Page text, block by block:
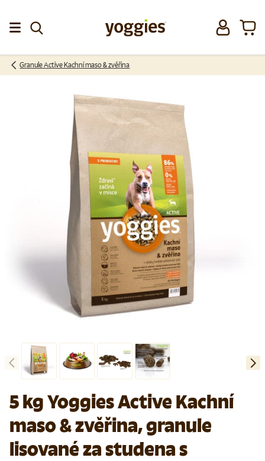
Přeskočit na obsah
Přihlásit se
Granule Active Kachní maso & zvěřina
Předchozí Další
5 kg Yoggies Active Kachní
maso & zvěřina, granule
lisované za studena s